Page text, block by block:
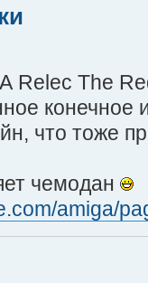
Relec The
конечное
что тоже
чемодан
amiga/